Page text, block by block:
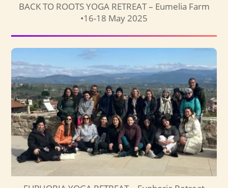
BACK TO ROOTS YOGA RETREAT – Eumelia Farm
•16-18 May 2025